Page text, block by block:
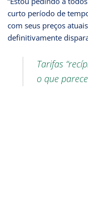
curto período de
com seus preços
definitivamente
Tarifas
o que